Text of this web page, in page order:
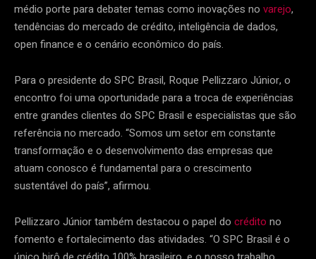
médio porte para debater temas como inovações no varejo,
tendências do mercado de crédito, inteligência de dados,
open finance e o cenário econômico do país.
Para o presidente do SPC Brasil, Roque Pellizzaro Júnior, o
encontro foi uma oportunidade para a troca de experiências
entre grandes clientes do SPC Brasil e especialistas que são
referência no mercado. “Somos um setor em constante
transformação e o desenvolvimento das empresas que
atuam conosco é fundamental para o crescimento
sustentável do país”, afirmou.
Pellizzaro Júnior também destacou o papel do crédito no
fomento e fortalecimento das atividades. “O SPC Brasil é o